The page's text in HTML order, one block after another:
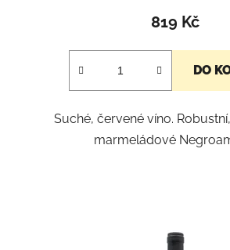
hodnocení
produktu
5
819 Kč
DO
Suché, červené víno.
marmeládové